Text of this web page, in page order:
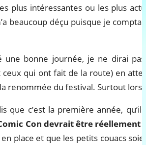
plus intéressantes ou les plus
beaucoup déçu puisque je
une bonne journée, je ne dirai
ceux qui ont fait de la route) en
renommée du festival. Surtout
que c’est la première année,
Con devrait être réellement
place et que les petits couacs